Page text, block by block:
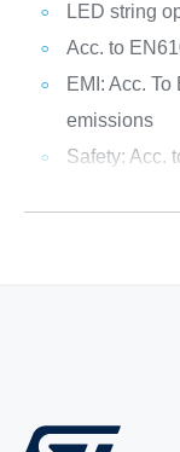
LED string
Acc. to
EMI: Acc.
emissions
Safety: Acc.